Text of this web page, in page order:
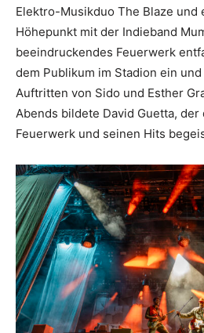
Elektro-Musikduo The Blaze und
Höhepunkt mit der Indieband
beeindruckendes Feuerwerk
dem Publikum im Stadion ein
Auftritten von Sido und Esther
Abends bildete David Guetta, der
Feuerwerk und seinen Hits